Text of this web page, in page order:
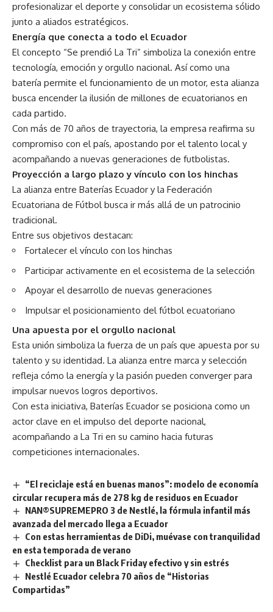
profesionalizar el deporte y consolidar un ecosistema sólido
junto a aliados estratégicos.
Energía que conecta a todo el Ecuador
El concepto “Se prendió La Tri” simboliza la conexión entre
tecnología, emoción y orgullo nacional. Así como una
batería permite el funcionamiento de un motor, esta alianza
busca encender la ilusión de millones de ecuatorianos en
cada partido.
Con más de 70 años de trayectoria, la empresa reafirma su
compromiso con el país, apostando por el talento local y
acompañando a nuevas generaciones de futbolistas.
Proyección a largo plazo y vínculo con los hinchas
La alianza entre Baterías Ecuador y la Federación
Ecuatoriana de Fútbol busca ir más allá de un patrocinio
tradicional.
Entre sus objetivos destacan:
Fortalecer el vínculo con los hinchas
Participar activamente en el ecosistema de la selección
Apoyar el desarrollo de nuevas generaciones
Impulsar el posicionamiento del fútbol ecuatoriano
Una apuesta por el orgullo nacional
Esta unión simboliza la fuerza de un país que apuesta por su
talento y su identidad. La alianza entre marca y selección
refleja cómo la energía y la pasión pueden converger para
impulsar nuevos logros deportivos.
Con esta iniciativa, Baterías Ecuador se posiciona como un
actor clave en el impulso del deporte nacional,
acompañando a La Tri en su camino hacia futuras
competiciones internacionales.
“El reciclaje está en buenas manos”: modelo de economía
circular recupera más de 278 kg de residuos en Ecuador
NAN®SUPREMEPRO 3 de Nestlé, la fórmula infantil más
avanzada del mercado llega a Ecuador
Con estas herramientas de DiDi, muévase con tranquilidad
en esta temporada de verano
Checklist para un Black Friday efectivo y sin estrés
Nestlé Ecuador celebra 70 años de “Historias
Compartidas”